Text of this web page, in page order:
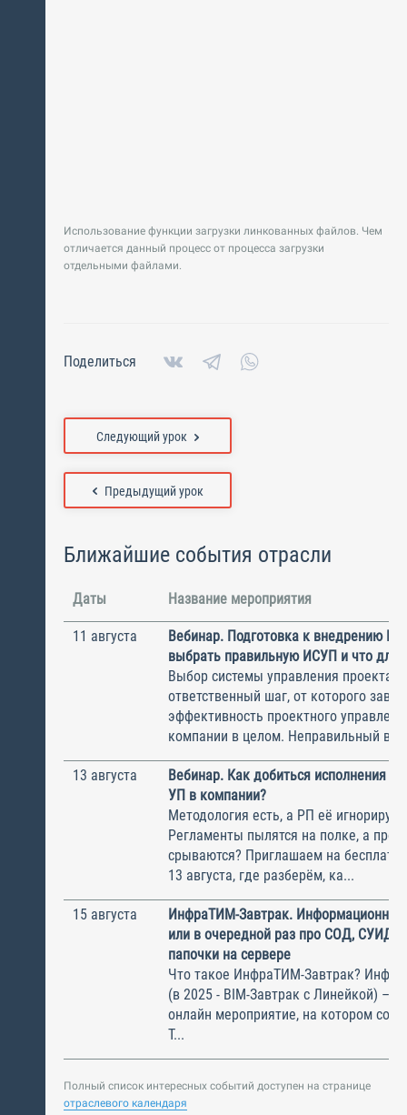
Использование функции загрузки линкованных файлов. Чем
отличается данный процесс от процесса загрузки
отдельными файлами.
Поделиться
Предыдущий урок
Следующий урок
Ближайшие события отрасли
Даты Название мероприятия
11 августа
Вебинар. Подготовка к внедрению
выбрать правильную ИСУП и что для
Выбор системы управления
ответственный шаг, от которого
эффективность проектного
компании в целом. Неправильный
13 августа
Вебинар. Как добиться исполнения
УП в компании?
Методология есть, а РП её
Регламенты пылятся на полке, а
срываются? Приглашаем на
13 августа, где разберём, ка...
15 августа
ИнфраТИМ-Завтрак.
или в очередной раз про СОД, СУИД и
папочки на сервере
Что такое ИнфраТИМ-Завтрак?
(в 2025 - BIM-Завтрак с Линейкой) –
онлайн мероприятие, на котором
Т...
Полный список интересных событий доступен на странице
отраслевого календаря